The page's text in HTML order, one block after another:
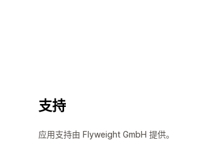
支持
应用支持由 Flyweight GmbH 提供。